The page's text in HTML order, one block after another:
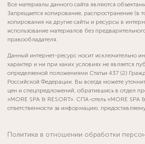
Все материалы данного сайта являются
Запрещается копирование, распространение (в
копирования на другие сайты и ресурсы в
использование материалов без
правообладателя.
Данный интернет-ресурс носит исключительно
характер и ни при каких условиях не является
определяемой положениями Статьи 437 (2)
Российской Федерации. Вы всегда можете
цен и спецпредложений, обратившись в отдел
«MORE SPA & RESORT». СПА-отель «MORE SPA
ответственности за информацию,
Политика в отношении обработки